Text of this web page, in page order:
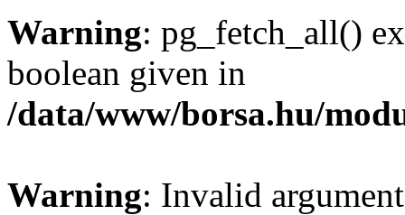
Warning: pg_fetch_all()
boolean given in
/data/www/borsa.hu/
Warning: Invalid